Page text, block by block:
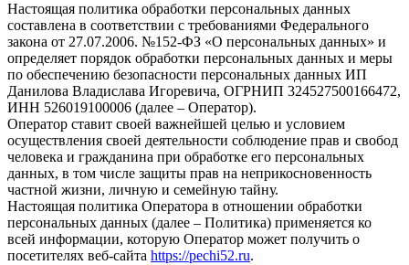
Настоящая политика обработки персональных данных
составлена в соответствии с требованиями Федерального
закона от 27.07.2006. №152-ФЗ «О персональных данных» и
определяет порядок обработки персональных данных и меры
по обеспечению безопасности персональных данных ИП
Данилова Владислава Игоревича, ОГРНИП 324527500166472,
ИНН 526019100006 (далее – Оператор).
Оператор ставит своей важнейшей целью и условием
осуществления своей деятельности соблюдение прав и свобод
человека и гражданина при обработке его персональных
данных, в том числе защиты прав на неприкосновенность
частной жизни, личную и семейную тайну.
Настоящая политика Оператора в отношении обработки
персональных данных (далее – Политика) применяется ко
всей информации, которую Оператор может получить о
посетителях веб-сайта https://pechi52.ru.